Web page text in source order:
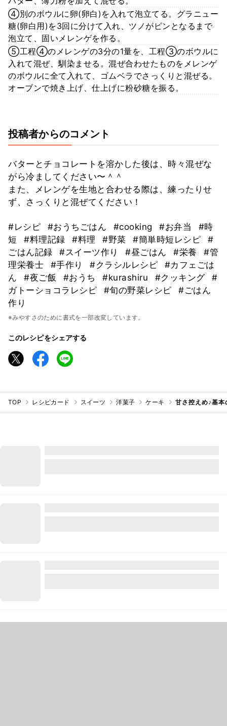
④別のボウルに卵(卵白)を入れて泡立てる。グラニュー
糖(卵白用)を3回に分けて入れ、ツノがピンとなるまで
泡立て、固いメレンゲを作る。
⑤工程④のメレンゲの3分の1量を、工程③のボウルに
入れて混ぜ、馴染ませる。混ぜ合わせたものをメレンゲ
のボウルに全て入れて、ゴムベラでさっくりと混ぜる。
オーブンで焼き上げ、仕上げに粉砂糖を振る。
投稿者からのコメント
バターとチョコレートを溶かした後は、時々混ぜな
がら冷ましてください〜＾＾
また、メレンゲを生地と合わせる際は、練ったりせ
ず、さっくりと混ぜてください！
#レシピ #おうちごはん #cooking #お弁当
#時
短
#料理記録 #料理 #野菜 #簡単時短レシピ
#
ごはん記録
#スイーツ作り #昼ごはん #栄養
#管
理栄養士
#手作り #クラシルレシピ
#カフェごは
ん
#夜ご飯 #おうち #kurashiru #クッキング
#
ガトーショコラレシピ
#旬の野菜レシピ
#ごはん
作り
※みやすさのために書式を一部改変しています。
このレシピをシェアする
TOP レシピカード スイーツ 洋菓子 ケーキ 甘さ控えめ♪基